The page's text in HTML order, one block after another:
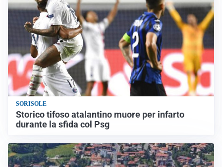
SORISOLE
Storico tifoso atalantino muore per infarto
durante la sfida col Psg